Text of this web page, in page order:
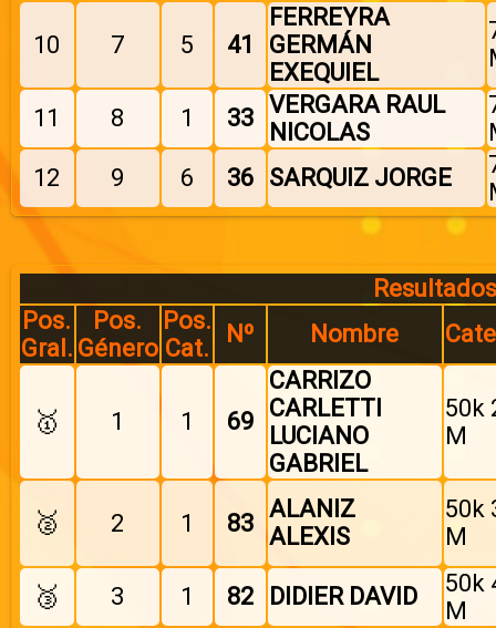
10 7 5 41
FERREYRA
GERMÁN
EXEQUIEL
11 8 1 33 VERGARA RAUL
NICOLAS
12
9 6 36 SARQUIZ JORGE
Pos.
Gral.
Pos.
Género
Pos.
Cat.
Nº Nombre
🥇 1 1 69
CARRIZO
CARLETTI
LUCIANO
GABRIEL
50k
M
🥈 2 1 83
ALANIZ
ALEXIS
50k
M
🥉 3 1 82 DIDIER DAVID
50k
M